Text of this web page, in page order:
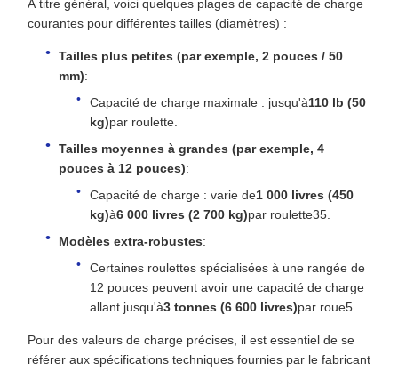
À titre général, voici quelques plages de capacité de charge
courantes pour différentes tailles (diamètres) :
Tailles plus petites (par exemple, 2 pouces / 50
mm):
Capacité de charge maximale : jusqu'à110 lb (50
kg)par roulette.
Tailles moyennes à grandes (par exemple, 4
pouces à 12 pouces):
Capacité de charge : varie de1 000 livres (450
kg)à6 000 livres (2 700 kg)par roulette35.
Modèles extra-robustes:
Certaines roulettes spécialisées à une rangée de
12 pouces peuvent avoir une capacité de charge
allant jusqu'à3 tonnes (6 600 livres)par roue5.
Pour des valeurs de charge précises, il est essentiel de se
référer aux spécifications techniques fournies par le fabricant